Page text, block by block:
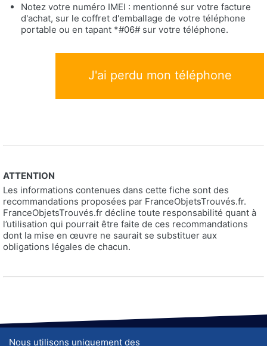
Notez votre numéro IMEI : mentionné sur votre facture
d'achat, sur le coffret d'emballage de votre téléphone
portable ou en tapant *#06# sur votre téléphone.
J'ai perdu mon téléphone
ATTENTION
Les informations contenues dans cette fiche sont des
recommandations proposées par FranceObjetsTrouvés.fr.
FranceObjetsTrouvés.fr décline toute responsabilité quant à
l’utilisation qui pourrait être faite de ces recommandations
dont la mise en œuvre ne saurait se substituer aux
obligations légales de chacun.
A propos de nous
Nous utilisons uniquement des